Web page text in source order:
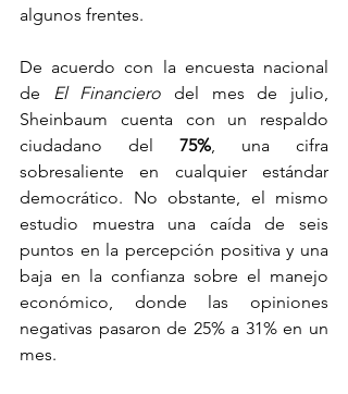
algunos frentes.
De acuerdo con la encuesta nacional
de
El Financiero del mes de julio,
Sheinbaum cuenta con un respaldo
ciudadano del 75% , una cifra
sobresaliente en cualquier estándar
democrático. No obstante, el mismo
estudio muestra una caída de seis
puntos en la percepción positiva y una
baja en la confianza sobre el manejo
económico, donde las opiniones
negativas pasaron de 25% a 31% en un
mes.